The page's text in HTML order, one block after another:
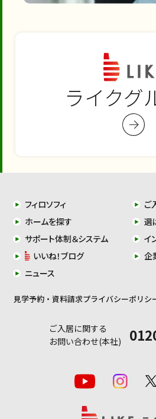
ライクグ
フィロソフィ
ご
ホームを探す
選
サポート体制＆システム
イ
いいね！ブログ
企
ニュース
見学予約・資料請求プライバシーポリシ
ご入居に関する
お問い合わせ(本社)